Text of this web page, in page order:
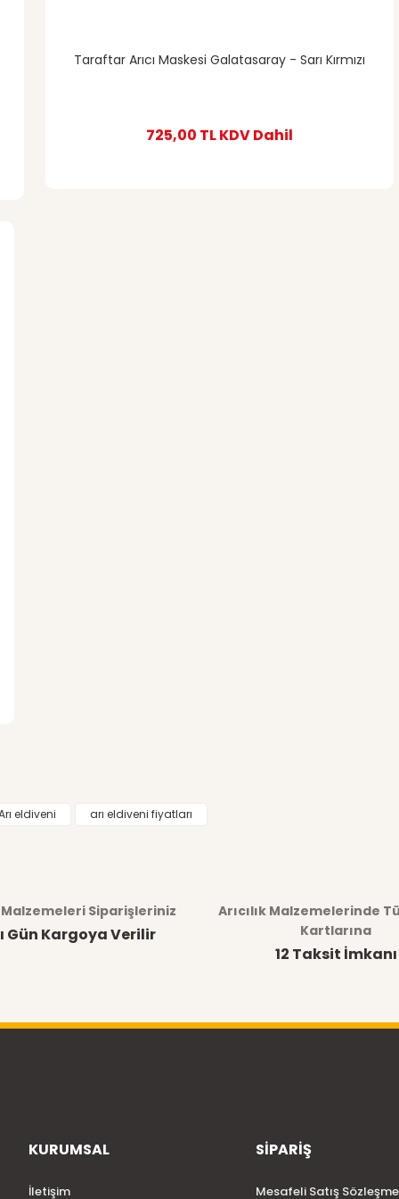
Taraftar Arıcı Maskesi Galatasaray - Sarı Kırmızı
725,00 TLKDV Dahil
eldiveni arı eldiveni fiyatları
Malzemeleri Siparişleriniz
Gün Kargoya Verilir
Arıcılık Malzemelerinde
Kartlarına
12 Taksit İmkanı
KURUMSAL
İletişim
SİPARİŞ
Mesafeli Satış